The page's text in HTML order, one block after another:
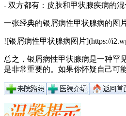
- 双方都有：皮肤和甲状腺疾病的
一张经典的银屑病性甲状腺病的图
![银屑病性甲状腺病图片](https://
总之，银屑病性甲状腺病是一种罕
是非常重要的。如果你怀疑自己可